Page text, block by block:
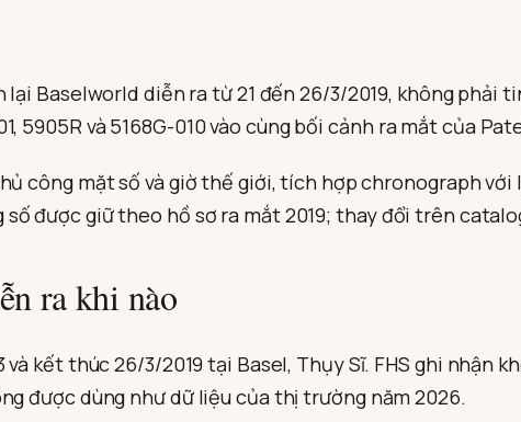
5168G
lại Baselworld diễn ra từ 21 đến 26/3/2019, không phải
5905R và 5168G-010 vào cùng bối cảnh ra mắt của
công mặt số và giờ thế giới, tích hợp chronograph
được giữ theo hồ sơ ra mắt 2019; thay đổi trên
ra khi nào
kết thúc 26/3/2019 tại Basel, Thụy Sĩ. FHS ghi nhận
được dùng như dữ liệu của thị trường năm 2026.